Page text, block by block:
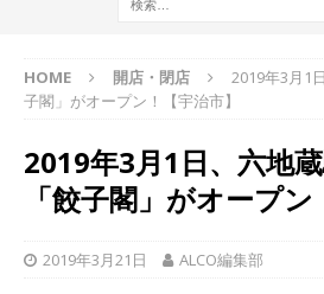
HOME 開店・閉店
2019年3月1
子閣」がオープン！【宇治市】
2019年3月1日、六地
「餃子閣」がオープン
2019年3月21日 ALCO編集部